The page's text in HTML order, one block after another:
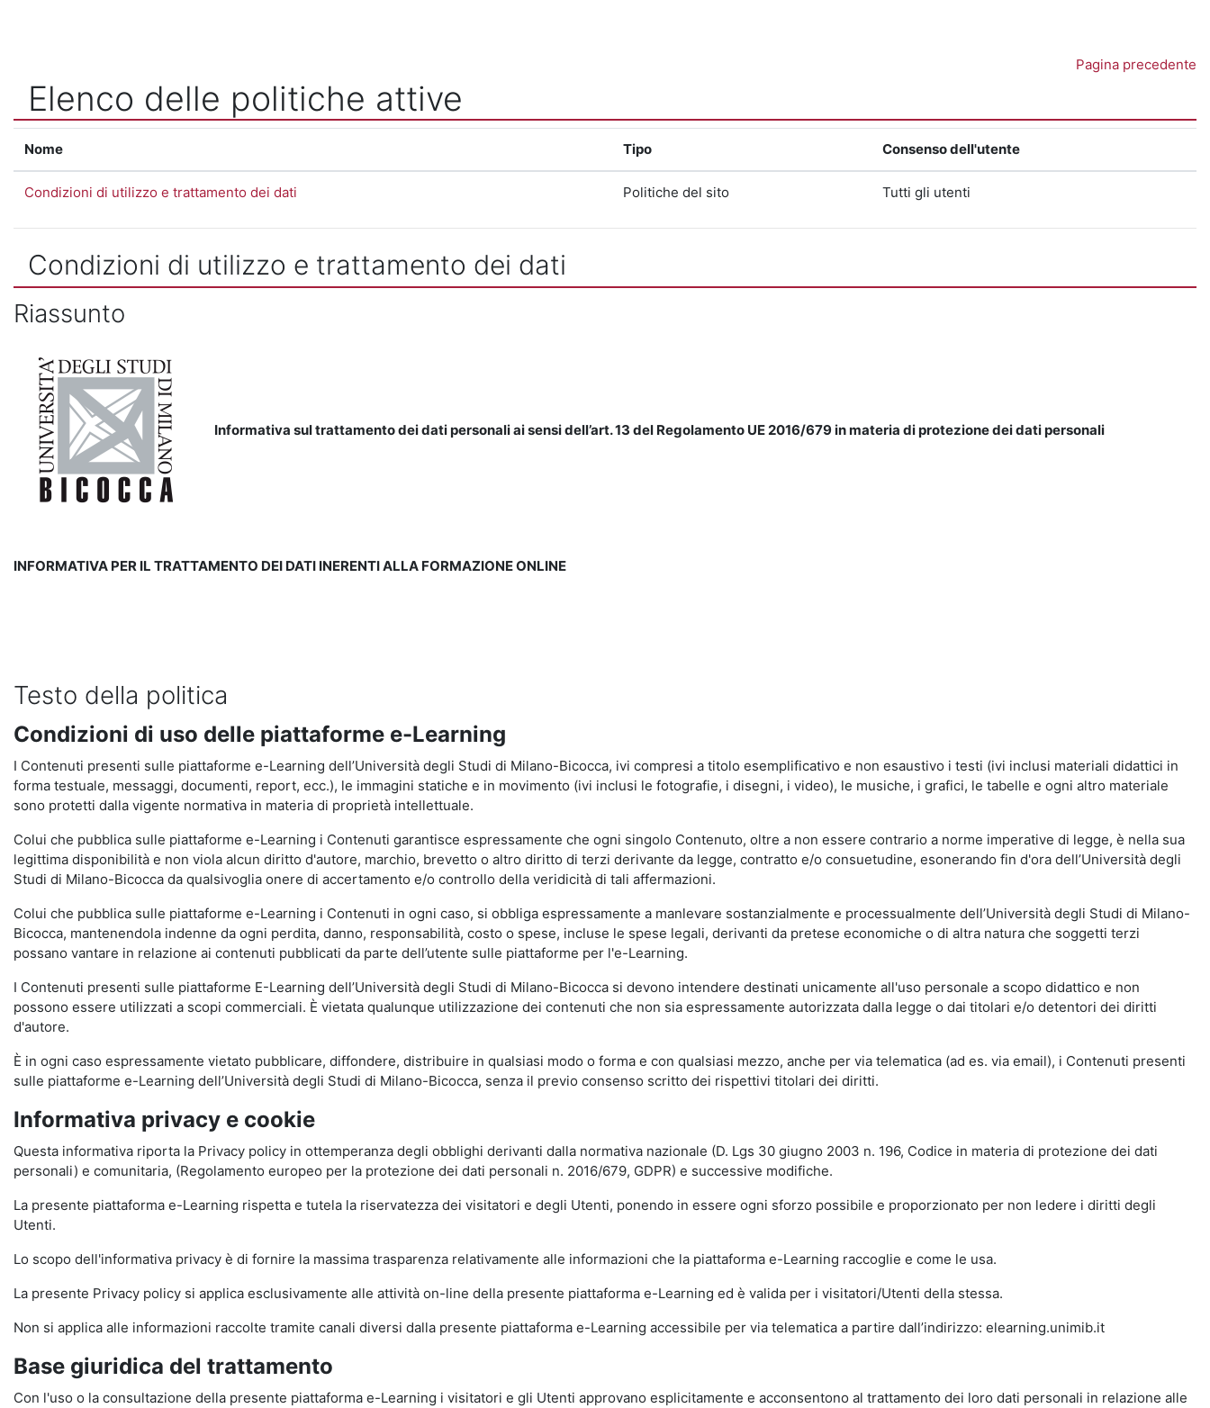
Pagina precedente
Elenco delle politiche attive
Nome Tipo Consenso dell'utente
Condizioni di utilizzo e trattamento dei dati Politiche del sito Tutti gli utenti
Condizioni di utilizzo e trattamento dei dati
Riassunto
Informativa sul trattamento dei dati personali ai sensi dell’art. 13 del Regolamento UE 2016/679 in materia di protezione dei dati personali
INFORMATIVA PER IL TRATTAMENTO DEI DATI INERENTI ALLA FORMAZIONE ONLINE
Testo della politica
Condizioni di uso delle piattaforme e-Learning
I Contenuti presenti sulle piattaforme e-Learning dell’Università degli Studi di Milano-Bicocca, ivi compresi a titolo esemplificativo e non esaustivo i testi (ivi inclusi materiali didattici in
forma testuale, messaggi, documenti, report, ecc.), le immagini statiche e in movimento (ivi inclusi le fotografie, i disegni, i video), le musiche, i grafici, le tabelle e ogni altro materiale
sono protetti dalla vigente normativa in materia di proprietà intellettuale.
Colui che pubblica sulle piattaforme e-Learning i Contenuti garantisce espressamente che ogni singolo Contenuto, oltre a non essere contrario a norme imperative di legge, è nella sua
legittima disponibilità e non viola alcun diritto d'autore, marchio, brevetto o altro diritto di terzi derivante da legge, contratto e/o consuetudine, esonerando fin d'ora dell’Università degli
Studi di Milano-Bicocca da qualsivoglia onere di accertamento e/o controllo della veridicità di tali affermazioni.
Colui che pubblica sulle piattaforme e-Learning i Contenuti in ogni caso, si obbliga espressamente a manlevare sostanzialmente e processualmente dell’Università degli Studi di Milano-
Bicocca, mantenendola indenne da ogni perdita, danno, responsabilità, costo o spese, incluse le spese legali, derivanti da pretese economiche o di altra natura che soggetti terzi
possano vantare in relazione ai contenuti pubblicati da parte dell’utente sulle piattaforme per l'e-Learning.
I Contenuti presenti sulle piattaforme E-Learning dell’Università degli Studi di Milano-Bicocca si devono intendere destinati unicamente all'uso personale a scopo didattico e non
possono essere utilizzati a scopi commerciali. È vietata qualunque utilizzazione dei contenuti che non sia espressamente autorizzata dalla legge o dai titolari e/o detentori dei diritti
d'autore.
È in ogni caso espressamente vietato pubblicare, diffondere, distribuire in qualsiasi modo o forma e con qualsiasi mezzo, anche per via telematica (ad es. via email), i Contenuti presenti
sulle piattaforme e-Learning dell’Università degli Studi di Milano-Bicocca, senza il previo consenso scritto dei rispettivi titolari dei diritti.
Informativa privacy e cookie
Questa informativa riporta la Privacy policy in ottemperanza degli obblighi derivanti dalla normativa nazionale (D. Lgs 30 giugno 2003 n. 196, Codice in materia di protezione dei dati
personali) e comunitaria, (Regolamento europeo per la protezione dei dati personali n. 2016/679, GDPR) e successive modifiche.
La presente piattaforma e-Learning rispetta e tutela la riservatezza dei visitatori e degli Utenti, ponendo in essere ogni sforzo possibile e proporzionato per non ledere i diritti degli
Utenti.
Lo scopo dell'informativa privacy è di fornire la massima trasparenza relativamente alle informazioni che la piattaforma e-Learning raccoglie e come le usa.
La presente Privacy policy si applica esclusivamente alle attività on-line della presente piattaforma e-Learning ed è valida per i visitatori/Utenti della stessa.
Non si applica alle informazioni raccolte tramite canali diversi dalla presente piattaforma e-Learning accessibile per via telematica a partire dall’indirizzo: elearning.unimib.it
Base giuridica del trattamento
Con l'uso o la consultazione della presente piattaforma e-Learning i visitatori e gli Utenti approvano esplicitamente e acconsentono al trattamento dei loro dati personali in relazione alle